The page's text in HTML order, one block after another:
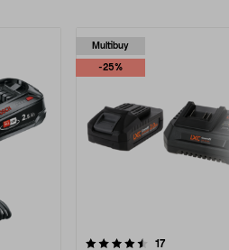
Multibuy
-25%
17anmeldelser
4.5 av 5 stjerner